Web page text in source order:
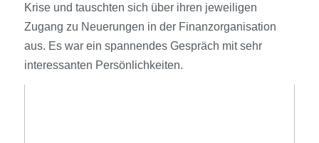
Krise und tauschten sich über ihren jeweiligen
Zugang zu Neuerungen in der Finanzorganisation
aus. Es war ein spannendes Gespräch mit sehr
interessanten Persönlichkeiten.